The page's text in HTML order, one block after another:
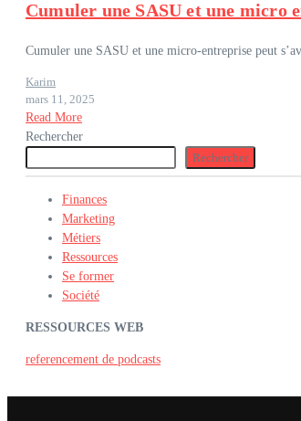
Cumuler une SASU et une micro
Cumuler une SASU et une micro-entreprise peut
Karim
mars 11, 2025
Read More
Rechercher
Rechercher
Finances
Marketing
Métiers
Ressources
Se former
Société
RESSOURCES WEB
referencement de podcasts